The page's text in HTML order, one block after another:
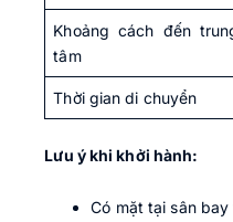
Khoảng cách đến
tâm
Thời gian di chuyển
Lưu ý khi khởi hành:
Có mặt tại sân